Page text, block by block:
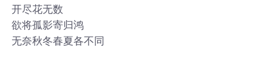
开尽花无数
欲将孤影寄归鸿
无奈秋冬春夏各不同